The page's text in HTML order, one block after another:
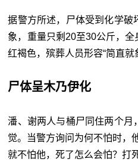
据警方所述，尸体受到化学破
象，重量只剩20至30公斤，
红褐色，殡葬人员形容“简直就
尸体呈木乃伊化
潘、谢两人与桶尸同住两个月
觉。当警方询问为何不怕时，
就不怕他，死了怎么会怕？打